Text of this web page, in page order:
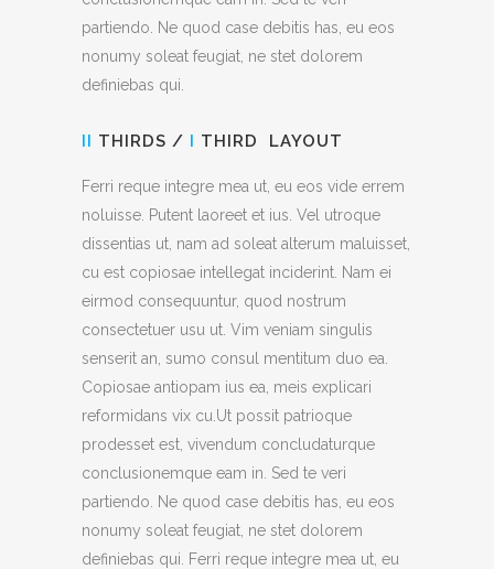
partiendo. Ne quod case debitis has, eu eos
nonumy soleat feugiat, ne stet dolorem
definiebas qui.
II THIRDS / I THIRD LAYOUT
Ferri reque integre mea ut, eu eos vide errem
noluisse. Putent laoreet et ius. Vel utroque
dissentias ut, nam ad soleat alterum maluisset,
cu est copiosae intellegat inciderint. Nam ei
eirmod consequuntur, quod nostrum
consectetuer usu ut. Vim veniam singulis
senserit an, sumo consul mentitum duo ea.
Copiosae antiopam ius ea, meis explicari
reformidans vix cu.Ut possit patrioque
prodesset est, vivendum concludaturque
conclusionemque eam in. Sed te veri
partiendo. Ne quod case debitis has, eu eos
nonumy soleat feugiat, ne stet dolorem
definiebas qui. Ferri reque integre mea ut, eu